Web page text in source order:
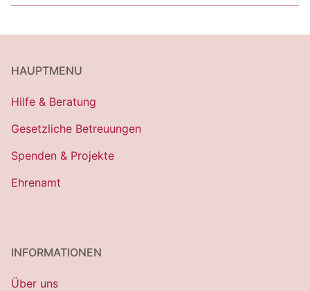
HAUPTMENU
Hilfe & Beratung
Gesetzliche Betreuungen
Spenden & Projekte
Ehrenamt
INFORMATIONEN
Über uns